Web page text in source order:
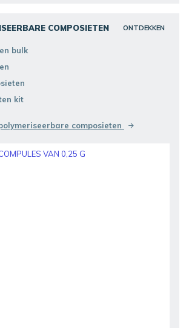
COMPOSIETEN ONTDEKKEN
bulk
kit
composieten